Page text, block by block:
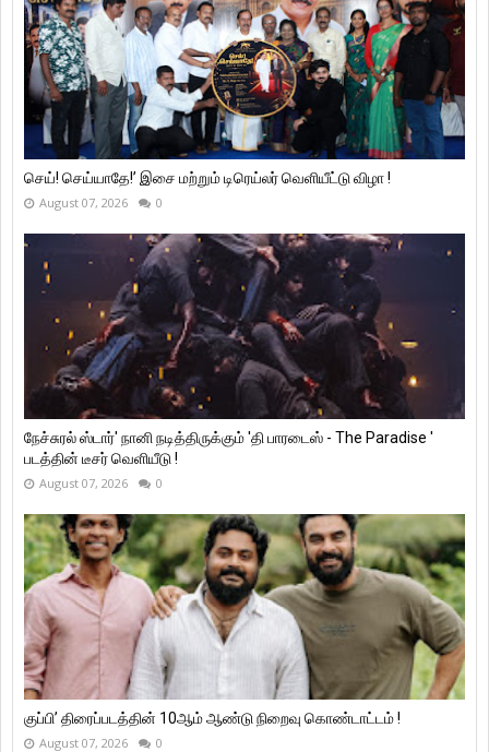
செய்! செய்யாதே!’ இசை மற்றும் டிரெய்லர் வெளியீட்டு விழா !
August 07, 2026 0
நேச்சுரல் ஸ்டார்' நானி நடித்திருக்கும் 'தி பாரடைஸ் - The Paradise '
படத்தின் டீசர் வெளியீடு !
August 07, 2026 0
குப்பி’ திரைப்படத்தின் 10ஆம் ஆண்டு நிறைவு கொண்டாட்டம் !
August 07, 2026 0